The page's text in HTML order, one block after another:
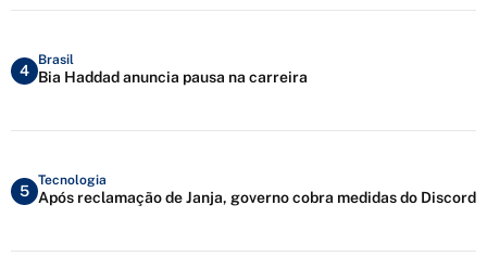
4
Brasil
Bia Haddad anuncia pausa na carreira
5
Tecnologia
Após reclamação de Janja, governo cobra medidas do Discord